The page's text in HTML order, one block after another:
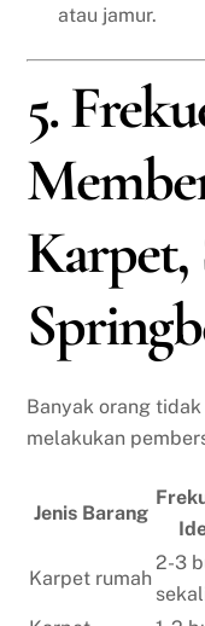
atau jamur.
5.
Karpet,
Banyak orang
melakukan
Jenis Barang
Karpet rumah
2-3